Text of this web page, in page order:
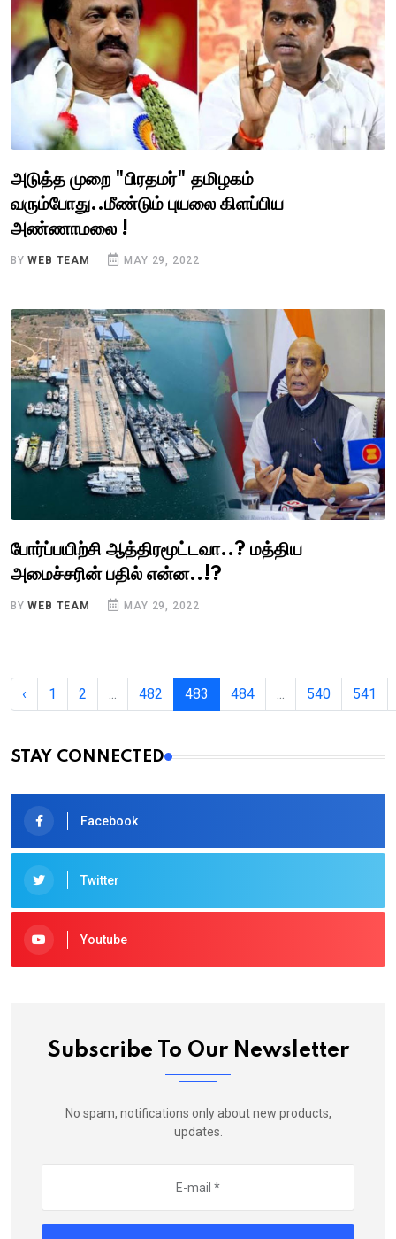
அடுத்த முறை "பிரதமர்" தமிழகம்
வரும்போது..மீண்டும் புயலை கிளப்பிய
அண்ணாமலை !
BYWEB TEAM MAY 29, 2022
போர்ப்பயிற்சி ஆத்திரமூட்டவா..? மத்திய
அமைச்சரின் பதில் என்ன..!?
BYWEB TEAM MAY 29, 2022
‹ 1 2 ... 482 483 484 ... 540 541
STAY CONNECTED
Facebook
Twitter
Youtube
Subscribe To Our Newsletter
No spam, notifications only about new products,
updates.